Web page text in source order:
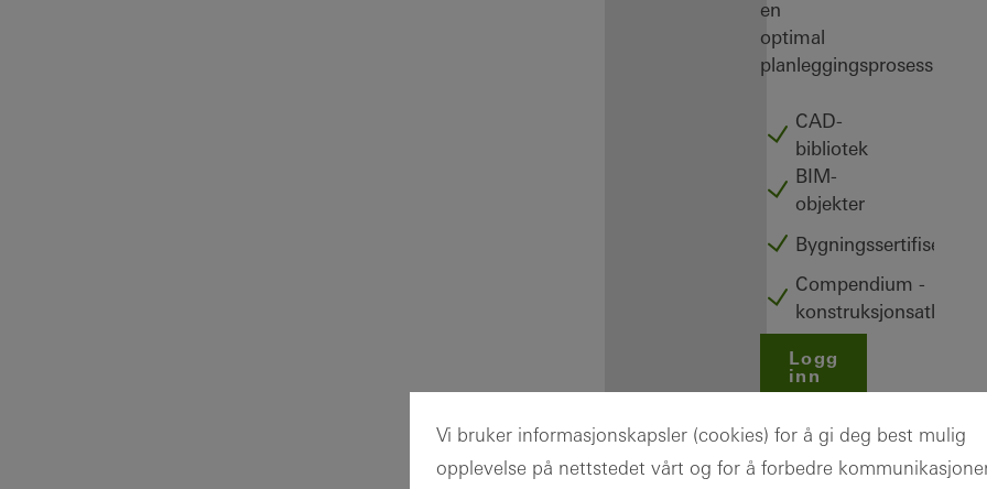
en
optimal
planleggingsprosess.
CAD-
bibliotek
BIM-
objekter
Bygningssertifisering
Compendium -
konstruksjonsatlas
Logg
inn
Registrering
Vi bruker informasjonskapsler (cookies) for å gi deg best mulig
opplevelse på nettstedet vårt og for å forbedre